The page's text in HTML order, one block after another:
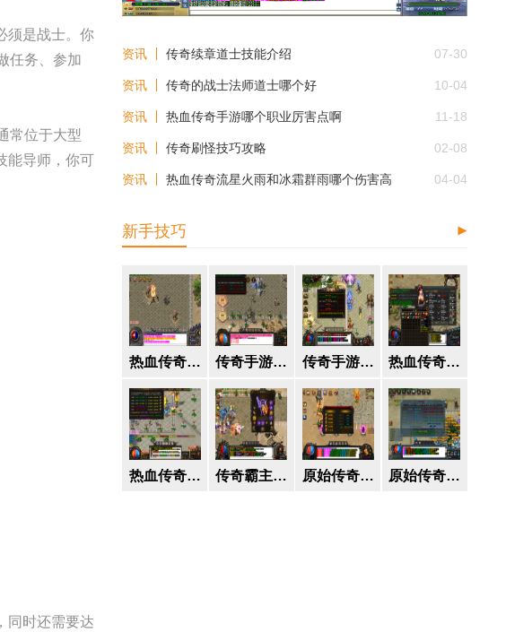
须是战士。你
任务、参加
常位于大型
能导师，你可
同时还需要达
资讯 传奇续章道士技能介绍 07-30
资讯 传奇的战士法师道士哪个好 10-04
资讯 热血传奇手游哪个职业厉害点啊 11-18
资讯 传奇刷怪技巧攻略 02-08
资讯 热血传奇流星火雨和冰霜群雨哪个伤害高 04-04
新手技巧
热血传奇手游如何快速升级攻略 传奇手游平民玩家心得怎么获得 传奇手游单职业变态版本怎么玩 热血传奇流星火雨伤害如何计算
热血传奇哪里打书最快 传奇霸主福利boss出啥 原始传奇主宰武器能爆出来么 原始传奇一天可以赚多少金币